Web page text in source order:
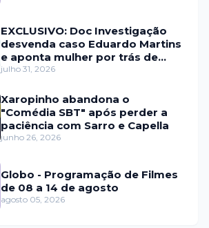
EXCLUSIVO: Doc Investigação
desvenda caso Eduardo Martins
e aponta mulher por trás de
fraude internacional
julho 31, 2026
Xaropinho abandona o
"Comédia SBT" após perder a
paciência com Sarro e Capella
junho 26, 2026
Globo - Programação de Filmes
de 08 a 14 de agosto
agosto 05, 2026